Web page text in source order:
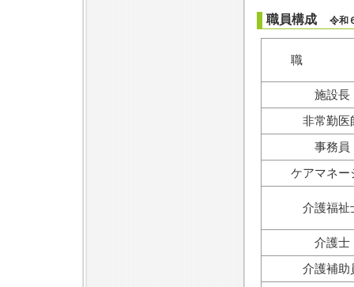
職員構成 令和
職
施設長
非常勤医
事務員
ケアマネー
介護福祉
介護士
介護補助